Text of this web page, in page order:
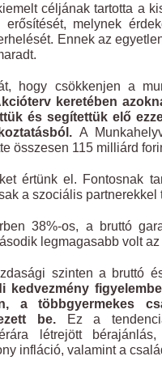
céljának tartotta a
erősítését, melynek
Ennek az
hogy csökkenjen a
keretében
és segítettük elő
A
összesen 115 milliárd
értünk el. Fontosnak
a szociális
38%-os, a bruttó
legmagasabb volt az
szinten a bruttó
kedvezmény
a többgyermekes
be.Ez a
létrejött
infláció, valamint a